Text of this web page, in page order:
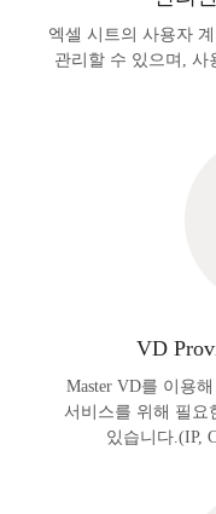
엑셀 시트의 사용자
관리할 수 있으며, 사
VD
Master VD를 이용
서비스를 위해 필요
있습니다.(IP,